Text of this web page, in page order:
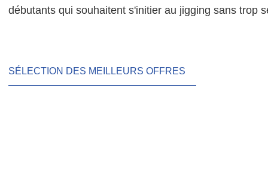
débutants qui souhaitent s'initier au jigging sans trop
SÉLECTION DES MEILLEURS OFFRES